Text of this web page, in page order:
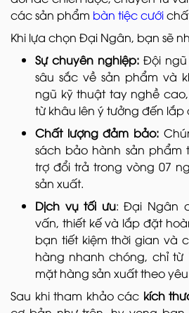
các sản phẩm bàn tiệc cưới
Khi lựa chọn Đại Ngân, bạn sẽ
Sự chuyên nghiệp: Đội
sâu sắc về sản phẩm và
ngũ kỹ thuật tay nghề
từ khâu lên ý tưởng đến lắp
Chất lượng đảm bảo:
sách bảo hành sản phẩm
trợ đổi trả trong vòng 07
sản xuất.
Dịch vụ tối ưu: Đại Ngân
vấn, thiết kế và lắp đặt
bạn tiết kiệm thời gian và
hàng nhanh chóng, chỉ từ
mặt hàng sản xuất theo
Sau khi tham khảo các kích